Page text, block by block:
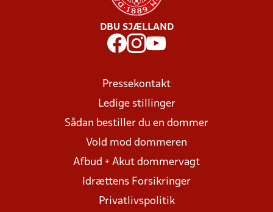
DBU SJÆLLAND
Pressekontakt
Ledige stillinger
Sådan bestiller du en dommer
Vold mod dommeren
Afbud + Akut dommervagt
Idrættens Forsikringer
Privatlivspolitik